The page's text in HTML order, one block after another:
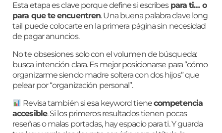
Esta etapa es clave porque define si escribes para ti… o
para que te encuentren. Una buena palabra clave long
tail puede colocarte en la primera página sin necesidad
de pagar anuncios.
No te obsesiones solo con el volumen de búsqueda:
busca intención clara. Es mejor posicionarse para “cómo
organizarme siendo madre soltera con dos hijos” que
pelear por “organización personal”.
Revisa también si esa keyword tienecompetencia
accesible. Si los primeros resultados tienen pocas
reseñas o malas portadas, hay espacio para ti. Y guarda